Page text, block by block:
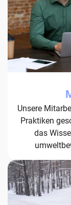
Unsere
Praktiken
das